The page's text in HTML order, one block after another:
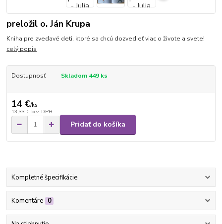
preložil o. Ján Krupa
Kniha pre zvedavé deti, ktoré sa chcú dozvedieť viac o živote a svete!
celý popis
Dostupnosť Skladom 449 ks
14 €/ks
13,33 € bez DPH
Pridať do košíka
Kompletné špecifikácie
Komentáre 0